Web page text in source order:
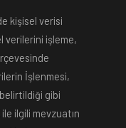
kişisel verisi
verilerini işleme,
İşlenmesi,
gibi
ilgili mevzuatın